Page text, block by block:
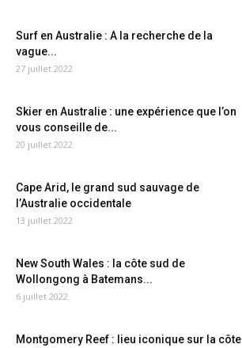
Surf en Australie : A la recherche de la
vague...
27 juillet 2022
Skier en Australie : une expérience que l’on
vous conseille de...
20 juillet 2022
Cape Arid, le grand sud sauvage de
l’Australie occidentale
13 juillet 2022
New South Wales : la côte sud de
Wollongong à Batemans...
6 juillet 2022
Montgomery Reef : lieu iconique sur la côte